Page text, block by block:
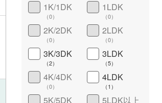
1K/1DK
（0）
1LDK
（0）
2K/2DK
（0）
2LDK
（0）
3K/3DK
（2）
3LDK
（5）
4K/4DK
（0）
4LDK
（1 ）
5K/5DK 5LDK以上